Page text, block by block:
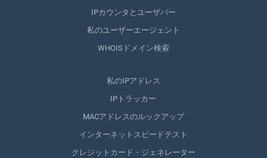
IPカウンタとユーザバー
私のユーザーエージェント
WHOISドメイン検索
私のIPアドレス
IPトラッカー
MACアドレスのルックアップ
インターネットスピードテスト
クレジットカード・ジェネレーター